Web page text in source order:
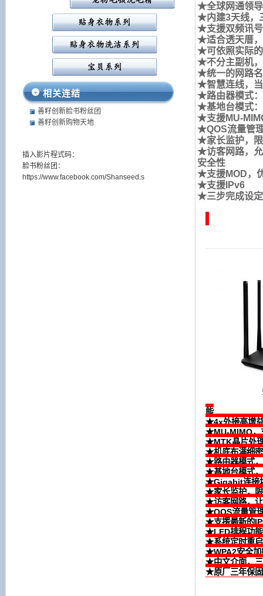
★全球网通领
★内建3天线，
★支援双频讯
★适合透天厝
★可依照实际
★不分主副机，
★统一的网路
★智慧连线，
★路由器模式
★基地台模式
★支援MU-
★QOS流量管
★家长监护，
★访客网路，允
安全性
★支援MOD，
★支援IPv6
★三步完成设
能
★4x外接高增
★MU-MIMO，
★MTK晶片处
★机底布满细
★路由器模式
★基地台模式
★Gigabit连接
★家长监护，
★访客网路，
★QOS流量管
★支援最新的
★LED排程功
★系统定时重
★WPA2安全加
★中文介面，
★原厂三年保
相关连结
善籽创新脸书粉丝团
善籽创新购物天地
插入影片程式码：
脸书粉丝团：
https://www.facebook.com/Shanseed.s